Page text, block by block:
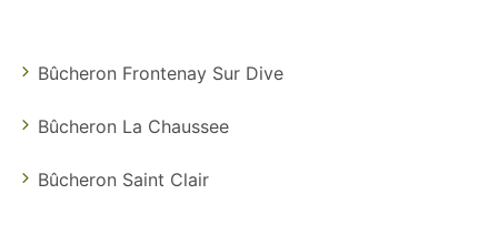
Bûcheron Frontenay Sur Dive
Bûcheron La Chaussee
Bûcheron Saint Clair